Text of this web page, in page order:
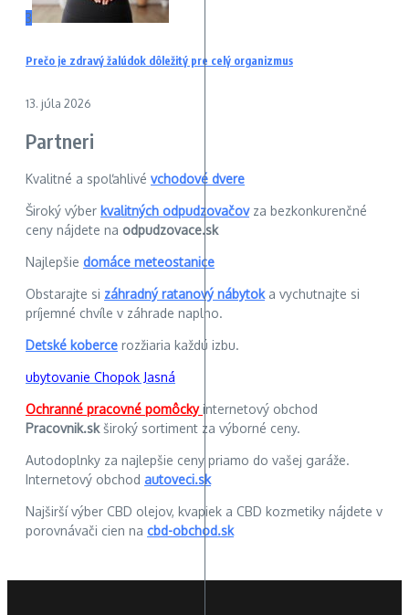
3
Prečo je zdravý žalúdok dôležitý pre celý organizmus
13. júla 2026
Partneri
Kvalitné a spoľahlivé vchodové dvere
Široký výber kvalitných odpudzovačovza bezkonkurenčné
ceny nájdete na odpudzovace.sk
Najlepšie domáce meteostanice
Obstarajte si záhradný ratanový nábytoka vychutnajte si
príjemné chvíle v záhrade naplno.
Detské koberce rozžiaria každú izbu.
ubytovanie Chopok Jasná
Ochranné pracovné pomôckyinternetový obchod
Pracovnik.skširoký sortiment za výborné ceny.
Autodoplnky za najlepšie ceny priamo do vašej garáže.
Internetový obchod autoveci.sk
Najširší výber CBD olejov, kvapiek a CBD kozmetiky nájdete v
porovnávači cien na cbd-obchod.sk